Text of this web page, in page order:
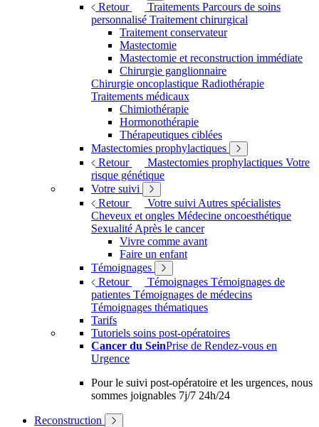
Retour
Traitements Parcours de soins
personnalisé Traitement chirurgical
Traitement conservateur
Mastectomie
Mastectomie et reconstruction immédiate
Chirurgie ganglionnaire
Chirurgie oncoplastique Radiothérapie
Traitements médicaux
Chimiothérapie
Hormonothérapie
Thérapeutiques ciblées
Mastectomies prophylactiques
Retour
Mastectomies prophylactiques Votre
risque génétique
Votre suivi
Retour
Votre suivi Autres spécialistes
Cheveux et ongles Médecine oncoesthétique
Sexualité Après le cancer
Vivre comme avant
Faire un enfant
Témoignages
Retour
Témoignages Témoignages de
patientes Témoignages de médecins
Témoignages thématiques
Tarifs
Tutoriels soins post-opératoires
Cancer du SeinPrise de Rendez-vous en
Urgence
Pour le suivi post-opératoire et les urgences, nous
sommes joignables 7j/7 24h/24
Reconstruction